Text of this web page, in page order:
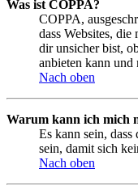
Was ist COPPA?
COPPA,
dass Websites,
dir unsicher bist,
anbieten kann
Nach oben
Warum kann ich mich
Es kann sein,
sein, damit sich
Nach oben